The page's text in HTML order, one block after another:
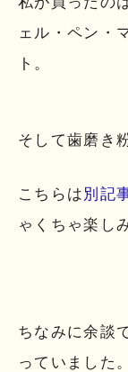
ェル・ペン・
ト。
そして歯磨き
こちらは 別記
ゃくちゃ楽し
ちなみに余談
っていました。